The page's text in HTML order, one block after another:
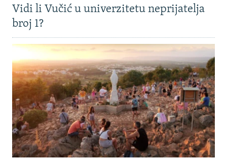
Vidi li Vučić u univerzitetu neprijatelja
broj 1?